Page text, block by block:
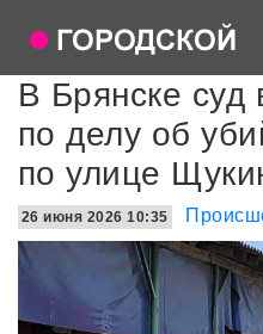
В Брянске суд
по делу об
по улице
26 июня 2026 10:35